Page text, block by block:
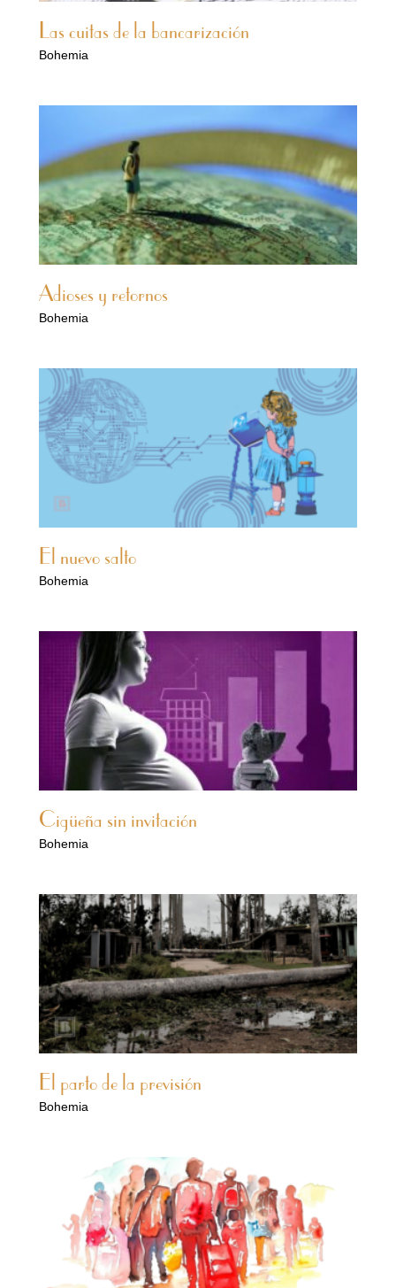
Las cuitas de la bancarización
Bohemia
Adioses y retornos
Bohemia
El nuevo salto
Bohemia
Cigüeña sin invitación
Bohemia
El parto de la previsión
Bohemia